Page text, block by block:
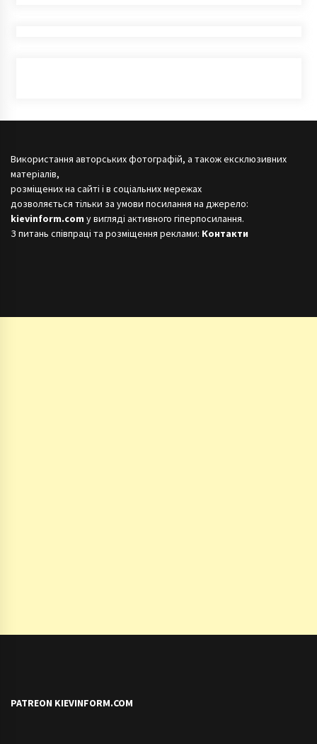
Використання авторських фотографій, а також ексклюзивних
матеріалів,
розміщених на сайті і в соціальних мережах
дозволяється тільки за умови посилання на джерело:
kievinform.com у вигляді активного гіперпосилання.
З питань співпраці та розміщення реклами: Контакти
PATREON KIEVINFORM.COM